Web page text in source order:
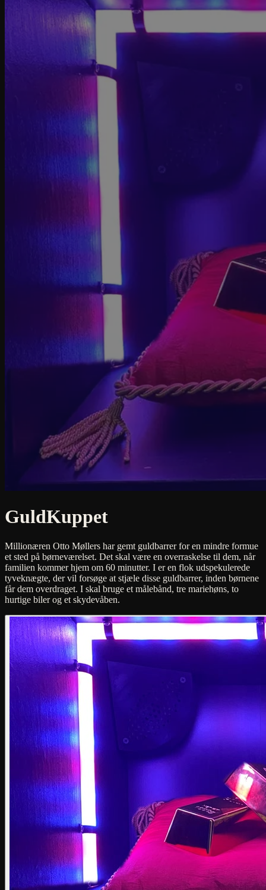
GuldKuppet
Millionæren Otto Møllers har gemt guldbarrer for en mindre formue
et sted på børneværelset. Det skal være en overraskelse til dem, når
familien kommer hjem om 60 minutter. I er en flok udspekulerede
tyveknægte, der vil forsøge at stjæle disse guldbarrer, inden børnene
får dem overdraget. I skal bruge et målebånd, tre mariehøns, to
hurtige biler og et skydevåben.